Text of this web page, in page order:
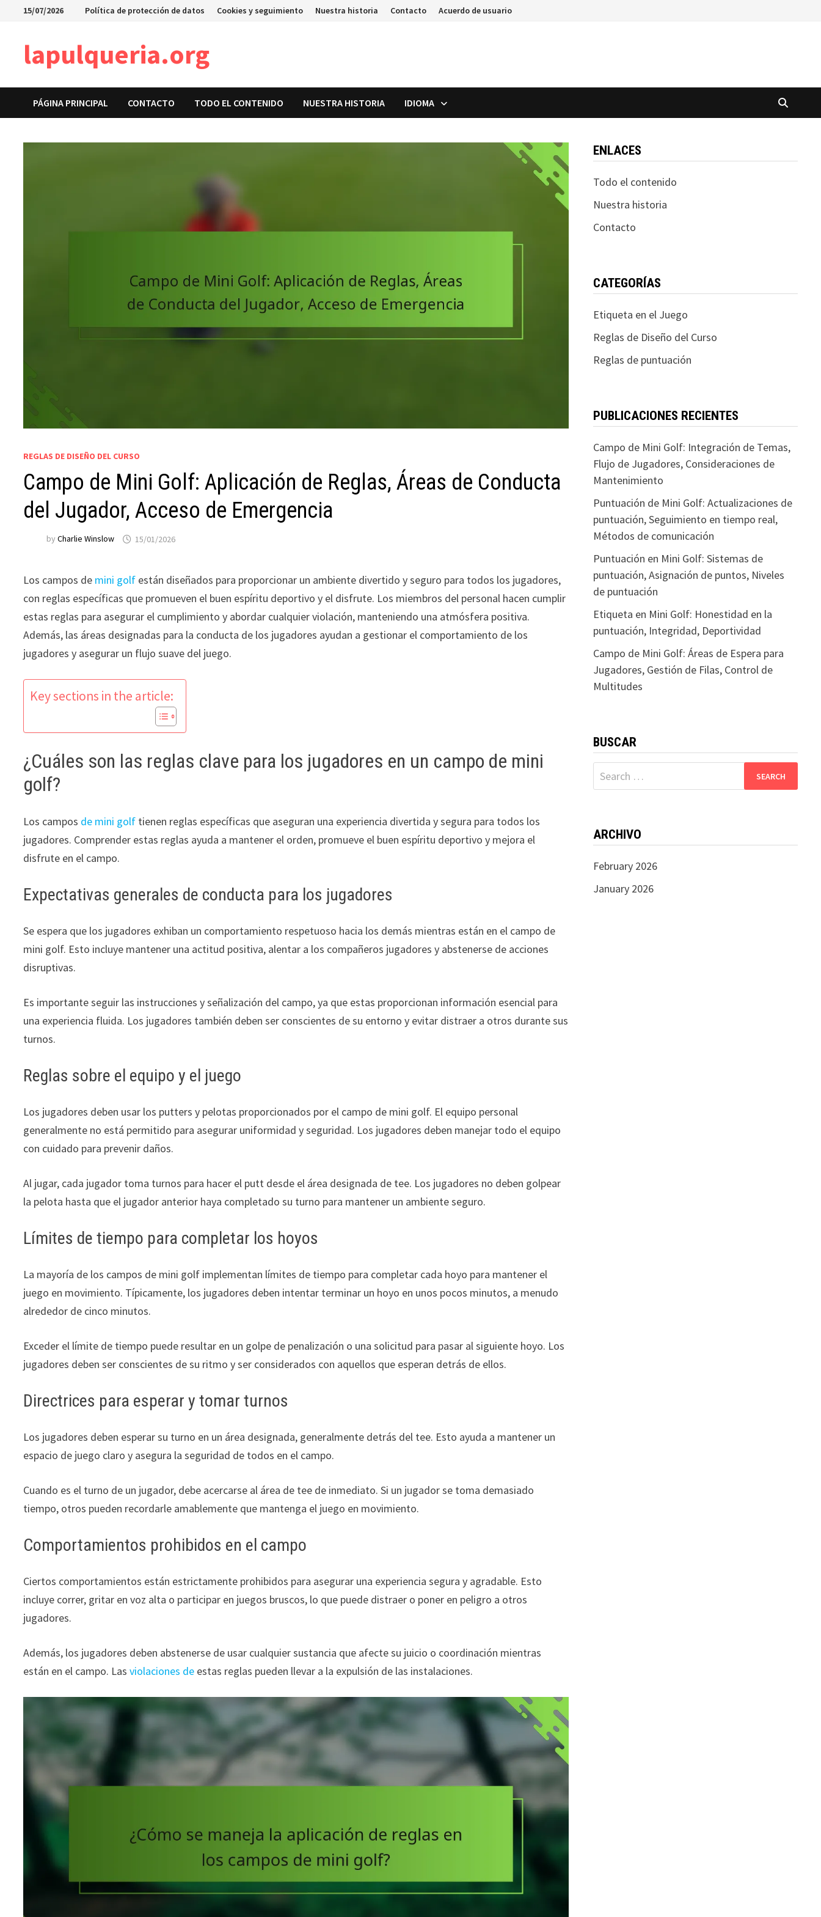
15/07/2026 Política de protección de datos Cookies y seguimiento Nuestra historia Contacto Acuerdo de usuario
lapulqueria.org
PÁGINA PRINCIPAL CONTACTO TODO EL CONTENIDO NUESTRA HISTORIA IDIOMA
REGLAS DE DISEÑO DEL CURSO
Campo de Mini Golf: Aplicación de Reglas, Áreas de Conducta
del Jugador, Acceso de Emergencia
byCharlie Winslow 15/01/2026
Los campos de mini golf están diseñados para proporcionar un ambiente divertido y seguro para todos los jugadores,
con reglas específicas que promueven el buen espíritu deportivo y el disfrute. Los miembros del personal hacen cumplir
estas reglas para asegurar el cumplimiento y abordar cualquier violación, manteniendo una atmósfera positiva.
Además, las áreas designadas para la conducta de los jugadores ayudan a gestionar el comportamiento de los
jugadores y asegurar un flujo suave del juego.
Key sections in the article:
¿Cuáles son las reglas clave para los jugadores en un campo de mini
golf?
Los campos de mini golf tienen reglas específicas que aseguran una experiencia divertida y segura para todos los
jugadores. Comprender estas reglas ayuda a mantener el orden, promueve el buen espíritu deportivo y mejora el
disfrute en el campo.
Expectativas generales de conducta para los jugadores
Se espera que los jugadores exhiban un comportamiento respetuoso hacia los demás mientras están en el campo de
mini golf. Esto incluye mantener una actitud positiva, alentar a los compañeros jugadores y abstenerse de acciones
disruptivas.
Es importante seguir las instrucciones y señalización del campo, ya que estas proporcionan información esencial para
una experiencia fluida. Los jugadores también deben ser conscientes de su entorno y evitar distraer a otros durante sus
turnos.
Reglas sobre el equipo y el juego
Los jugadores deben usar los putters y pelotas proporcionados por el campo de mini golf. El equipo personal
generalmente no está permitido para asegurar uniformidad y seguridad. Los jugadores deben manejar todo el equipo
con cuidado para prevenir daños.
Al jugar, cada jugador toma turnos para hacer el putt desde el área designada de tee. Los jugadores no deben golpear
la pelota hasta que el jugador anterior haya completado su turno para mantener un ambiente seguro.
Límites de tiempo para completar los hoyos
La mayoría de los campos de mini golf implementan límites de tiempo para completar cada hoyo para mantener el
juego en movimiento. Típicamente, los jugadores deben intentar terminar un hoyo en unos pocos minutos, a menudo
alrededor de cinco minutos.
Exceder el límite de tiempo puede resultar en un golpe de penalización o una solicitud para pasar al siguiente hoyo. Los
jugadores deben ser conscientes de su ritmo y ser considerados con aquellos que esperan detrás de ellos.
Directrices para esperar y tomar turnos
Los jugadores deben esperar su turno en un área designada, generalmente detrás del tee. Esto ayuda a mantener un
espacio de juego claro y asegura la seguridad de todos en el campo.
Cuando es el turno de un jugador, debe acercarse al área de tee de inmediato. Si un jugador se toma demasiado
tiempo, otros pueden recordarle amablemente que mantenga el juego en movimiento.
Comportamientos prohibidos en el campo
Ciertos comportamientos están estrictamente prohibidos para asegurar una experiencia segura y agradable. Esto
incluye correr, gritar en voz alta o participar en juegos bruscos, lo que puede distraer o poner en peligro a otros
jugadores.
Además, los jugadores deben abstenerse de usar cualquier sustancia que afecte su juicio o coordinación mientras
están en el campo. Lasviolaciones de estas reglas pueden llevar a la expulsión de las instalaciones.
ENLACES
Todo el contenido
Nuestra historia
Contacto
CATEGORÍAS
Etiqueta en el Juego
Reglas de Diseño del Curso
Reglas de puntuación
PUBLICACIONES RECIENTES
Campo de Mini Golf: Integración de Temas,
Flujo de Jugadores, Consideraciones de
Mantenimiento
Puntuación de Mini Golf: Actualizaciones de
puntuación, Seguimiento en tiempo real,
Métodos de comunicación
Puntuación en Mini Golf: Sistemas de
puntuación, Asignación de puntos, Niveles
de puntuación
Etiqueta en Mini Golf: Honestidad en la
puntuación, Integridad, Deportividad
Campo de Mini Golf: Áreas de Espera para
Jugadores, Gestión de Filas, Control de
Multitudes
BUSCAR
Search
for:
ARCHIVO
February 2026
January 2026